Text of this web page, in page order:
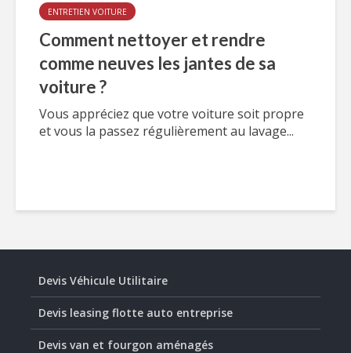
ENTRETIEN VOITURE
Comment nettoyer et rendre
comme neuves les jantes de sa
voiture ?
Vous appréciez que votre voiture soit propre
et vous la passez régulièrement au lavage...
Devis Véhicule Utilitaire
Devis leasing flotte auto entreprise
Devis van et fourgon aménagés